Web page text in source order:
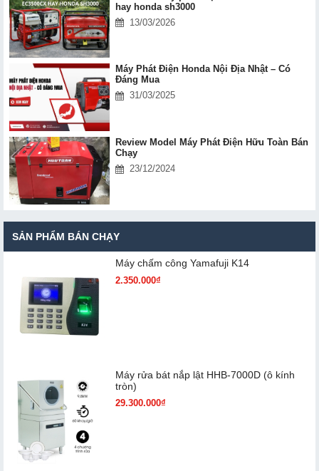
hay honda sh3000
13/03/2026
Máy Phát Điện Honda Nội Địa Nhật – Có
Đáng Mua
31/03/2025
Review Model Máy Phát Điện Hữu Toàn Bán
Chạy
23/12/2024
SẢN PHẨM BÁN CHẠY
Máy chấm cô​ng Yamafuji K14
2.350.000₫
Máy rửa bát nắp lật HHB-7000D (ô kính
tròn)
29.300.000₫